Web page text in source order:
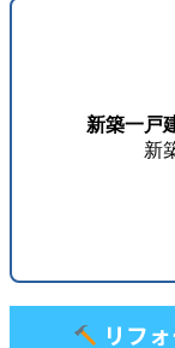
新築一戸
新
リフ